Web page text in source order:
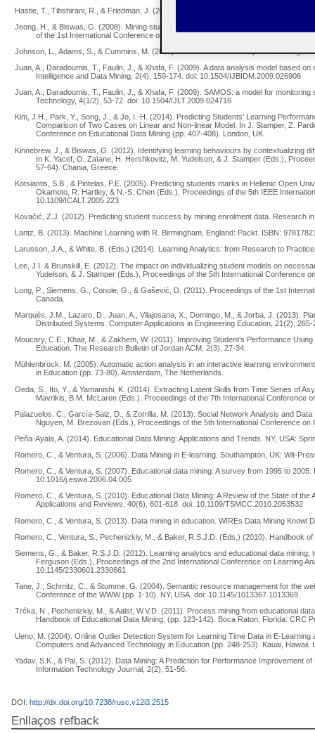
Hastie, T., Tibshirani, R., & Friedman, J. (2009). The elements of statistical learning
Jeong, H., & Biswas, G. (2008). Mining student behavior models in Learning-by-
of the 1st International Conference on Educational Data Mining (pp. 127–136).
Johnson, L., Adams, S., & Cummins, M. (2012). The NMC Horizon Report: 2012
Juan, A., Daradoumis, T., Faulin, J., & Xhafa, F. (2009). A data analysis model based
Intelligence and Data Mining, 2(4), 159-174. doi: 10.1504/IJBIDM.2009.026906
Juan, A., Daradoumis, T., Faulin, J., & Xhafa, F. (2009). SAMOS: a model for
Technology, 4(1/2), 53-72. doi: 10.1504/IJLT.2009.024716
Kim, J.H., Park, Y., Song, J., & Jo, I.-H. (2014). Predicting Students’ Learning
Comparison of Two Cases on Linear and Non-linear Model. In J. Stamper, Z.
Conference on Educational Data Mining (pp. 407-408). London, UK.
Kinnebrew, J., & Biswas, G. (2012). Identifying learning behaviours by contextualizing
In K. Yacef, O. Zaïane, H. Hershkovitz, M. Yudelson, & J. Stamper (Eds.),
57-64). Chania, Greece.
Kotsiantis, S.B., & Pintelas, P.E. (2005). Predicting students marks in Hellenic Open
Okamoto, R. Hartley, & N.-S. Chen (Eds.), Proceedings of the 5th IEEE
10.1109/ICALT.2005.223
Kovačić, Z.J. (2012). Predicting student success by mining enrolment data. Research
Lantz, B. (2013). Machine Learning with R. Birmingham, England: Packt. ISBN:
Larusson, J.A., & White, B. (Eds.) (2014). Learning Analytics: from Research to
Lee, J.I. & Brunskill, E. (2012). The impact on individualizing student models on
Yudelson, & J. Stamper (Eds.), Proceedings of the 5th International Conference
Long, P., Siemens, G., Conole, G., & Gašević, D. (2011). Proceedings of the 1st
Canada.
Marquès, J.M., Lazaro, D., Juan, A., Vilajosana, X., Domingo, M., & Jorba, J. (2013).
Distributed Systems. Computer Applications in Engineering Education, 21(2),
Moucary, C.E., Khair, M., & Zakhem, W. (2011). Improving Student’s Performance
Education. The Research Bulletin of Jordan ACM, 2(3), 27-34.
Mühlenbrock, M. (2005). Automatic action analysis in an interactive learning
in Education (pp. 73-80). Amsterdam, The Netherlands.
Oeda, S., Ito, Y., & Yamanishi, K. (2014). Extracting Latent Skills from Time Series of
Mavrikis, B.M. McLaren (Eds.). Proceedings of the 7th International Conference
Palazuelos, C., García-Saiz, D., & Zorrilla, M. (2013). Social Network Analysis and
Nguyen, M. Brezovan (Eds.), Proceedings of the 5th International Conference
Peña-Ayala, A. (2014). Educational Data Mining: Applications and Trends. NY, USA:
Romero, C., & Ventura, S. (2006). Data Mining in E-learning. Southampton, UK: Wit-
Romero, C., & Ventura, S. (2007). Educational data mining: A survey from 1995 to
10.1016/j.eswa.2006.04.005
Romero, C., & Ventura, S. (2010). Educational Data Mining: A Review of the State of
Applications and Reviews, 40(6), 601-618. doi: 10.1109/TSMCC.2010.2053532
Romero, C., & Ventura, S. (2013). Data mining in education. WIREs Data Mining Knowl
Romero, C., Ventura, S., Pechenizkiy, M., & Baker, R.S.J.D. (Eds.) (2010). Handbook
Siemens, G., & Baker, R.S.J.D. (2012). Learning analytics and educational data
Ferguson (Eds.), Proceedings of the 2nd International Conference on Learning
10.1145/2330601.2330661
Tane, J., Schmitz, C., & Stumme, G. (2004). Semantic resource management for the
Conference of the WWW (pp. 1-10). NY, USA. doi: 10.1145/1013367.1013369.
Trćka, N., Pechenizkiy, M., & Aalst, W.V.D. (2011). Process mining from educational
Handbook of Educational Data Mining, (pp. 123-142). Boca Raton, Florida: CRC
Ueno, M. (2004). Online Outlier Detection System for Learning Time Data in E-
Computers and Advanced Technology in Education (pp. 248-253). Kauai, Hawaii,
Yadav, S.K., & Pal, S. (2012). Data Mining: A Prediction for Performance Improvement
Information Technology Journal, 2(2), 51-56.
DOI: http://dx.doi.org/10.7238/rusc.v12i3.2515
Enllaços refback